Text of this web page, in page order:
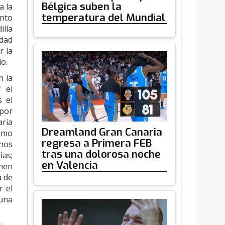
la
la
la
el
el
de
el
Bélgica suben la
temperatura del Mundial
Dreamland Gran Canaria
regresa a Primera FEB
tras una dolorosa noche
en Valencia